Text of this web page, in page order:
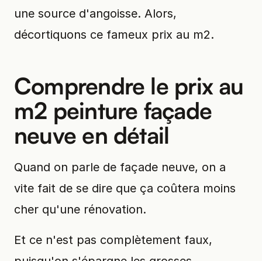
une source d'angoisse. Alors,
décortiquons ce fameux prix au m2.
Comprendre le prix au
m2 peinture façade
neuve en détail
Quand on parle de façade neuve, on a
vite fait de se dire que ça coûtera moins
cher qu'une rénovation.
Et ce n'est pas complètement faux,